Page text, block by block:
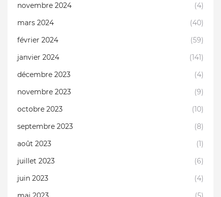
novembre 2024
(4)
mars 2024
(40)
février 2024
(59)
janvier 2024
(141)
décembre 2023
(4)
novembre 2023
(9)
octobre 2023
(10)
septembre 2023
(8)
août 2023
(1)
juillet 2023
(6)
juin 2023
(4)